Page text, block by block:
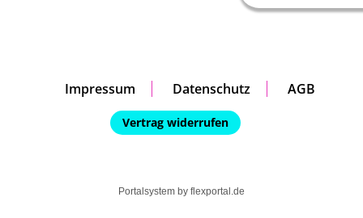
Impressum Datenschutz AGB
Vertrag widerrufen
Portalsystem by flexportal.de